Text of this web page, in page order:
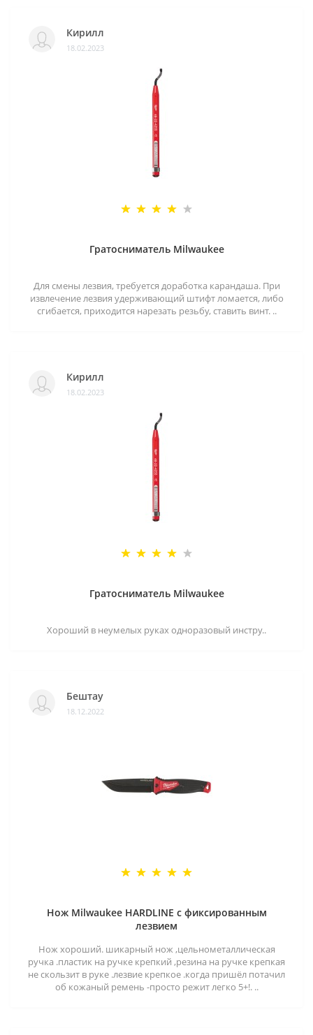
Кирилл
18.02.2023
Гратосниматель Milwaukee
Для смены лезвия, требуется доработка карандаша. При
извлечение лезвия удерживающий штифт ломается, либо
сгибается, приходится нарезать резьбу, ставить винт. ..
Кирилл
18.02.2023
Гратосниматель Milwaukee
Хороший в неумелых руках одноразовый инстру..
Бештау
18.12.2022
Нож Milwaukee HARDLINE с фиксированным
лезвием
Нож хороший. шикарный нож ,цельнометаллическая
ручка .пластик на ручке крепкий ,резина на ручке крепкая
не скользит в руке .лезвие крепкое .когда пришёл потачил
об кожаный ремень -просто режит легко 5+!. ..